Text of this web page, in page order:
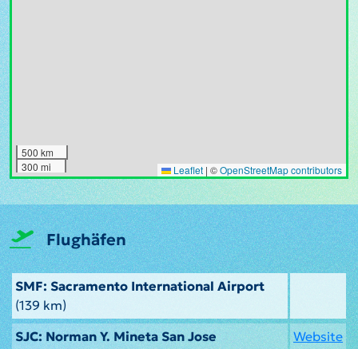
500 km
300 mi
Leaflet | ©OpenStreetMap contributors
Flughäfen
SMF: Sacramento International Airport
(139 km)
SJC: Norman Y. Mineta San Jose
Website